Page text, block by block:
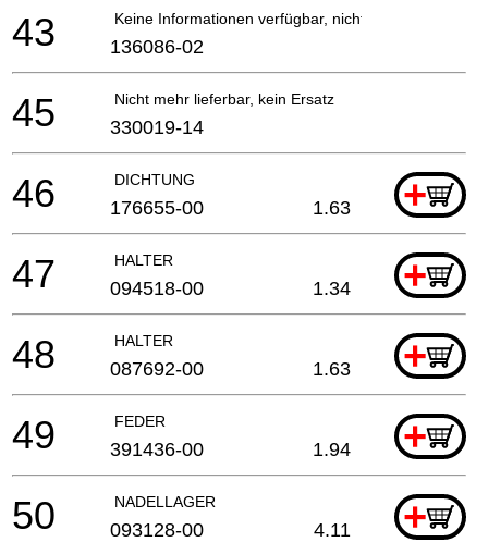
Keine Informationen verfügbar, nicht bestellbar
43 136086-02
Nicht mehr lieferbar, kein Ersatz
45 330019-14
DICHTUNG +
46 176655-00 1.63
HALTER +
47 094518-00 1.34
HALTER +
48 087692-00 1.63
FEDER +
49 391436-00 1.94
NADELLAGER +
50 093128-00 4.11